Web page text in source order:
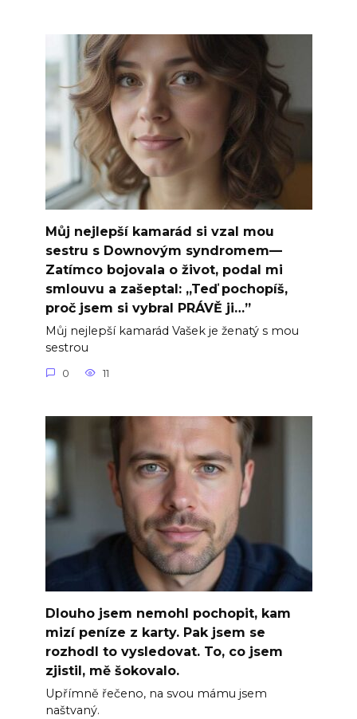
Můj nejlepší kamarád si vzal mou
sestru s Downovým syndromem—
Zatímco bojovala o život, podal mi
smlouvu a zašeptal: „Teď pochopíš,
proč jsem si vybral PRÁVĚ ji…”
Můj nejlepší kamarád Vašek je ženatý s mou
sestrou
0 11
Dlouho jsem nemohl pochopit, kam
mizí peníze z karty. Pak jsem se
rozhodl to vysledovat. To, co jsem
zjistil, mě šokovalo.
Upřímně řečeno, na svou mámu jsem
naštvaný.